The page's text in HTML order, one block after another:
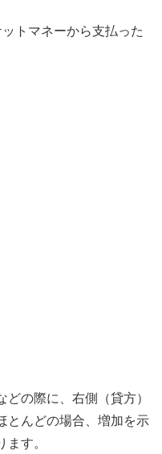
トマネーから支払った
の際に、右側（貸方）
とんどの場合、増加を示
す。